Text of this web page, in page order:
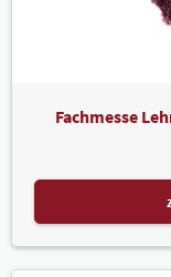
Fachmesse